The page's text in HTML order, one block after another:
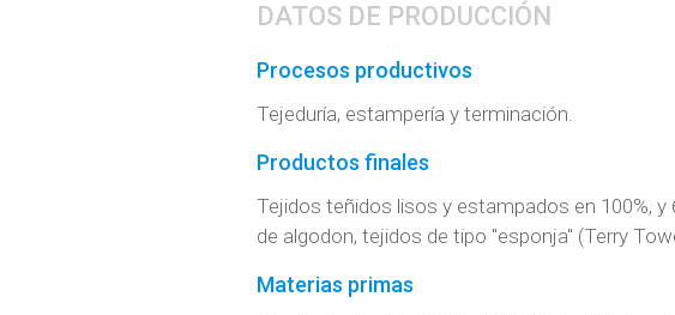
DATOS DE PRODUCCIÓN
Procesos productivos
Tejeduría, estampería y terminación.
Productos finales
Tejidos teñidos lisos y estampados en 100%, y
de algodon, tejidos de tipo "esponja" (Terry
Materias primas